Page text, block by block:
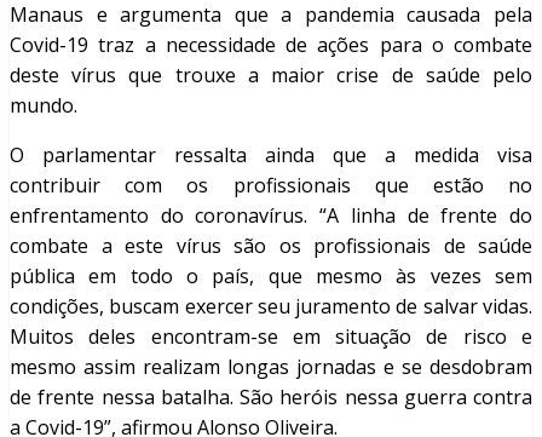
Manaus e argumenta que a pandemia causada pela
Covid-19 traz a necessidade de ações para o combate
deste vírus que trouxe a maior crise de saúde pelo
mundo.
O parlamentar ressalta ainda que a medida visa
contribuir com os profissionais que estão no
enfrentamento do coronavírus. “A linha de frente do
combate a este vírus são os profissionais de saúde
pública em todo o país, que mesmo às vezes sem
condições, buscam exercer seu juramento de salvar vidas.
Muitos deles encontram-se em situação de risco e
mesmo assim realizam longas jornadas e se desdobram
de frente nessa batalha. São heróis nessa guerra contra
a Covid-19”, afirmou Alonso Oliveira.